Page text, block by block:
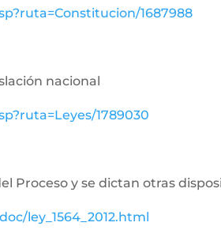
1687988
nacional
1789030
Proceso y se dictan otras
ley_1564_2012.html